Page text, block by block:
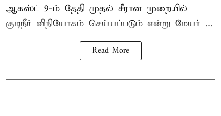
ஆகஸ்ட் 9-ம் தேதி முதல் சீரான முறையில்
குடிநீர் விநியோகம் செய்யப்படும் என்று மேயர் ...
Read More